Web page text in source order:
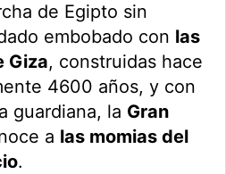
de Egipto sin
embobado con las
Giza, construidas hace
4600 años, y con
guardiana, la Gran
a las momias del
.